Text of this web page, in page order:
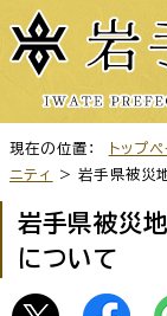
現在の位置： トップ
ニティ
> 岩手県被災
岩手県被災
について